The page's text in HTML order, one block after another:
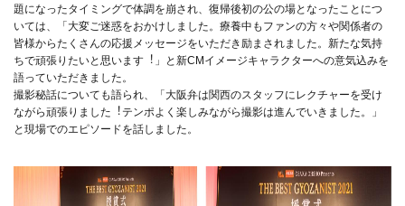
題になったタイミングで体調を崩され、復帰後初の公の場となったことにつ
いては、「⼤変ご迷惑をおかけしました。療養中もファンの⽅々や関係者の
皆様からたくさんの応援メッセージをいただき励まされました。新たな気持
ちで頑張りたいと思います︕」と新CMイメージキャラクターへの意気込みを
語っていただきました。
撮影秘話についても語られ、「⼤阪弁は関⻄のスタッフにレクチャーを受け
ながら頑張りました︕テンポよく楽しみながら撮影は進んでいきました。」
と現場でのエピソードを話しました。